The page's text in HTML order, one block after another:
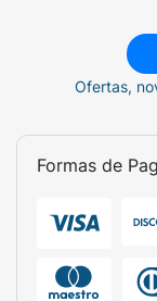
Ofertas,
Formas de